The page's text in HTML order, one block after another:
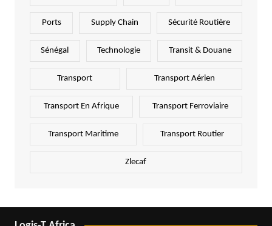
Ports Supply Chain Sécurité Routière
Sénégal Technologie Transit & Douane
Transport Transport Aérien
Transport En Afrique Transport Ferroviaire
Transport Maritime Transport Routier
Zlecaf